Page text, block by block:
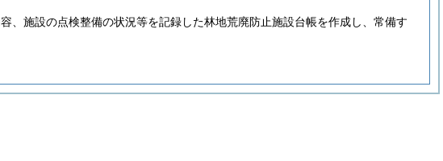
、施設の点検整備の状況等を記録した林地荒廃防止施設台帳を作成し、常備す